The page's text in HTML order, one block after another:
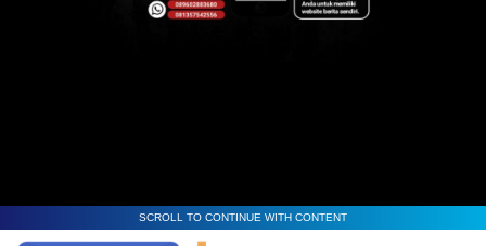
SCROLL TO CONTINUE WITH CONTENT